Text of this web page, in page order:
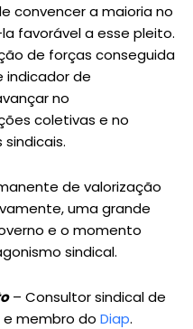
convencer a maioria no
favorável a esse pleito.
de forças conseguida
indicador de
no
coletivas e no
de valorização
uma grande
e o momento
sindical.
– Consultor sindical de
membro do Diap.